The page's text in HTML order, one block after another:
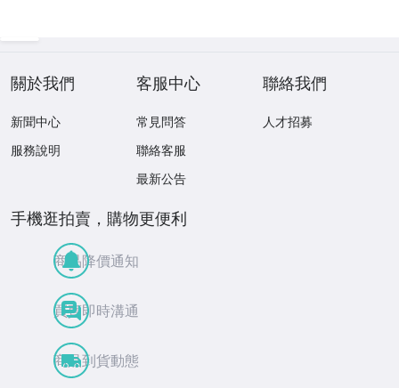
關於我們
新聞中心
服務說明
客服中心
常見問答
聯絡客服
最新公告
聯絡我們
人才招募
手機逛拍賣，購物更便利
商品降價通知
買賣即時溝通
商品到貨動態